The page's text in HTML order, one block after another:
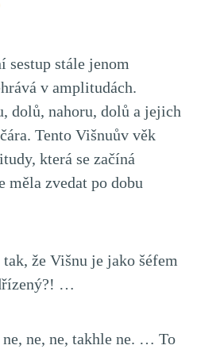
sestup stále jenom
v amplitudách.
dolů, nahoru, dolů a jejich
Tento Višnuův věk
která se začíná
zvedat po dobu
že Višnu je jako šéfem
…
ne, ne, takhle ne. … To